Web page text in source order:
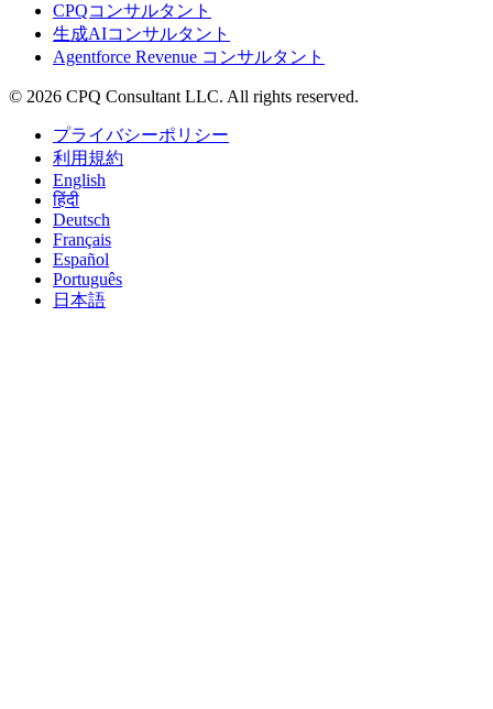
CPQコンサルタント
生成AIコンサルタント
Agentforce Revenue コンサルタント
© 2026 CPQ Consultant LLC. All rights reserved.
プライバシーポリシー
利用規約
English
हिंदी
Deutsch
Français
Español
Português
日本語